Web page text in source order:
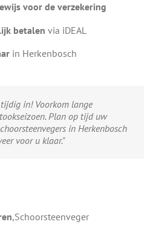
voor de verzekering
betalen via iDEAL
in Herkenbosch
in! Voorkom lange
Plan op tijd uw
in Herkenbosch
voor u klaar."
,Schoorsteenveger